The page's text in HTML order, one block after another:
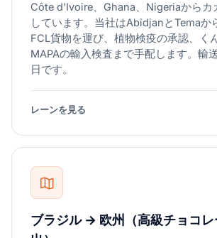
Côte d'Ivoire、Ghana、Nigeriaからカ
しています。当社はAbidjanとTemaか
FCL貨物を運び、植物検疫の承認、く
MAPAの輸入検査まで手配します。輸
日です。
レーンを見る
ブラジル → 欧州（高級チョコ